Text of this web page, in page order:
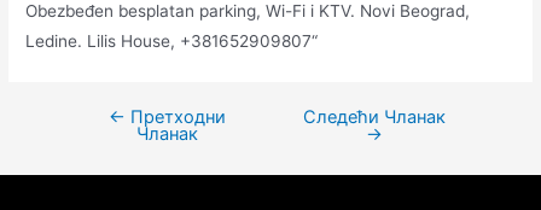
Obezbeđen besplatan parking, Wi-Fi i KTV. Novi Beograd,
Ledine. Lilis House, +381652909807“
Кретање
← Претходни
Чланак
Следећи Чланак
→